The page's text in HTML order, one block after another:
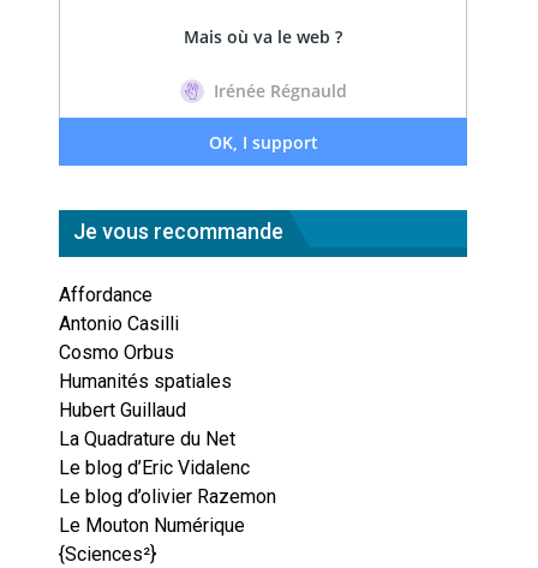
Je vous recommande
Affordance
Antonio Casilli
Cosmo Orbus
Humanités spatiales
Hubert Guillaud
La Quadrature du Net
Le blog d’Eric Vidalenc
Le blog d’olivier Razemon
Le Mouton Numérique
{Sciences²}